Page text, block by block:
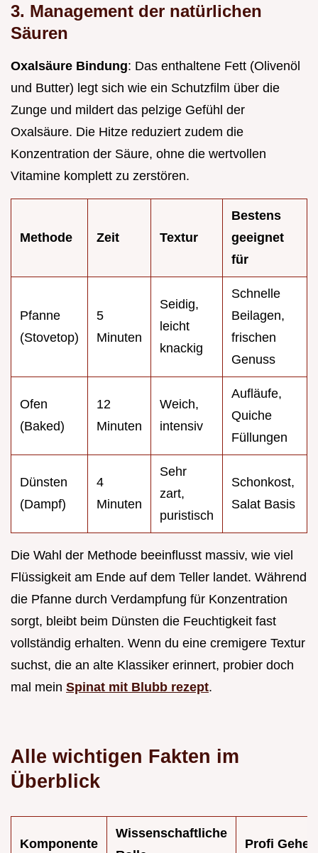
3. Management der natürlichen
Säuren
Oxalsäure Bindung: Das enthaltene Fett (Olivenöl
und Butter) legt sich wie ein Schutzfilm über die
Zunge und mildert das pelzige Gefühl der
Oxalsäure. Die Hitze reduziert zudem die
Konzentration der Säure, ohne die wertvollen
Vitamine komplett zu zerstören.
Methode Zeit Textur
Bestens
geeignet
für
Pfanne
(Stovetop)
5
Minuten
Seidig,
leicht
knackig
Schnelle
Beilagen,
frischen
Genuss
Ofen
(Baked)
12
Minuten
Weich,
intensiv
Aufläufe,
Quiche
Füllungen
Dünsten
(Dampf)
4
Minuten
Sehr
zart,
puristisch
Schonkost,
Salat Basis
Die Wahl der Methode beeinflusst massiv, wie viel
Flüssigkeit am Ende auf dem Teller landet. Während
die Pfanne durch Verdampfung für Konzentration
sorgt, bleibt beim Dünsten die Feuchtigkeit fast
vollständig erhalten. Wenn du eine cremigere Textur
suchst, die an alte Klassiker erinnert, probier doch
mal mein Spinat mit Blubb rezept.
Alle wichtigen Fakten im
Überblick
Komponente
Wissenschaftliche
Profi